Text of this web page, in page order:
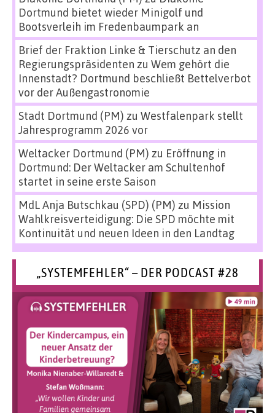
Dortmund bietet wieder Minigolf und
Bootsverleih im Fredenbaumpark an
Brief der Fraktion Linke & Tierschutz an den
Regierungspräsidenten zu Wem gehört die
Innenstadt? Dortmund beschließt Bettelverbot
vor der Außengastronomie
Stadt Dortmund (PM) zu Westfalenpark stellt
Jahresprogramm 2026 vor
Weltacker Dortmund (PM) zu Eröffnung in
Dortmund: Der Weltacker am Schultenhof
startet in seine erste Saison
MdL Anja Butschkau (SPD) (PM) zu Mission
Wahlkreisverteidigung: Die SPD möchte mit
Kontinuität und neuen Ideen in den Landtag
„SYSTEMFEHLER“ – DER PODCAST #28